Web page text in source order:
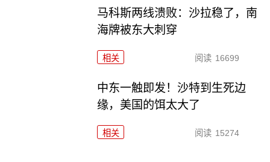
马科斯两线溃败：沙拉稳了，南
海牌被东大刺穿
相关 阅读 16699
中东一触即发！沙特到生死边
缘，美国的饵太大了
相关 阅读 15274